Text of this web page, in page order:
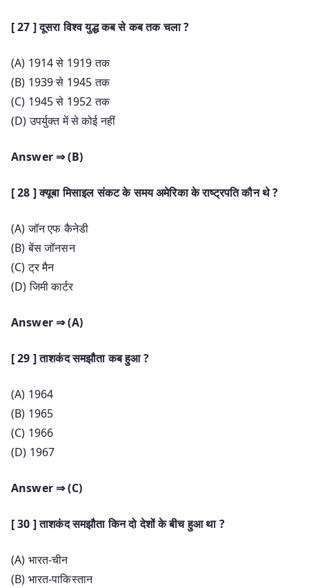
[ 27 ] दूसरा विश्व युद्ध कब से कब तक चला ?
(A) 1914 से 1919 तक
(B) 1939 से 1945 तक
(C) 1945 से 1952 तक
(D) उपर्युक्त में से कोई नहीं
Answer ⇒ (B)
[ 28 ] क्यूबा मिसाइल संकट के समय अमेरिका के राष्ट्रपति कौन थे ?
(A) जॉन एफ कैनेडी
(B) बेंस जॉनसन
(C) ट्र मैन
(D) जिमी कार्टर
Answer ⇒ (A)
[ 29 ] ताशकंद समझौता कब हुआ ?
(A) 1964
(B) 1965
(C) 1966
(D) 1967
Answer ⇒ (C)
[ 30 ] ताशकंद समझौता किन दो देशों के बीच हुआ था ?
(A) भारत-चीन
(B) भारत-पाकिस्तान